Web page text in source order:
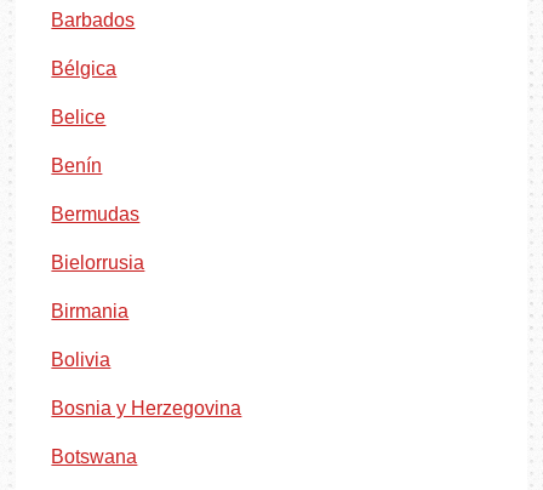
Barbados
Bélgica
Belice
Benín
Bermudas
Bielorrusia
Birmania
Bolivia
Bosnia y Herzegovina
Botswana